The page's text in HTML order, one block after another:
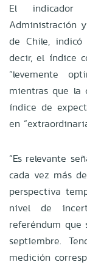
El indicador
Administración
de Chile,
decir, el índice
“levemente
mientras que la
índice de
en
“Es relevante
cada vez más
perspectiva
nivel de
referéndum que
septiembre.
medición